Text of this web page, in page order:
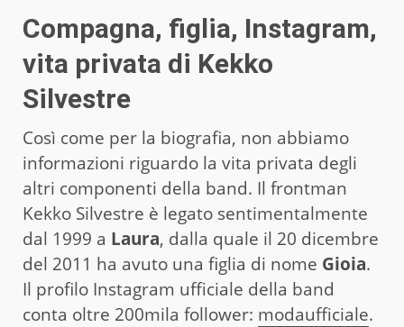
Compagna, figlia, Instagram,
vita privata di Kekko
Silvestre
Così come per la biografia, non abbiamo
informazioni riguardo la vita privata degli
altri componenti della band. Il frontman
Kekko Silvestre è legato sentimentalmente
dal 1999 a Laura, dalla quale il 20 dicembre
del 2011 ha avuto una figlia di nome Gioia.
Il profilo Instagram ufficiale della band
conta oltre 200mila follower: modaufficiale.